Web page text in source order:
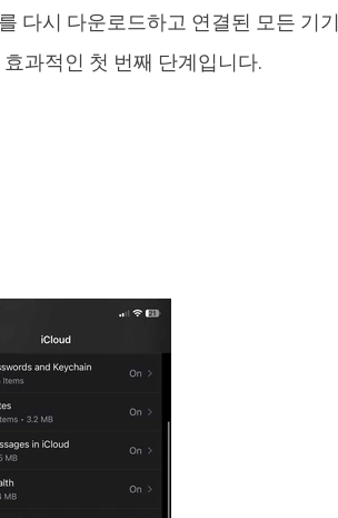
다시 다운로드하고 연결된 모든 기기
과적인 첫 번째 단계입니다.